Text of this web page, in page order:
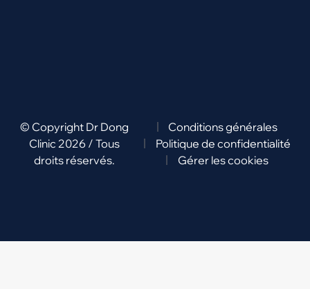
© Copyright Dr Dong
Clinic 2026 / Tous
droits réservés.
Conditions générales
Politique de confidentialité
Gérer les cookies